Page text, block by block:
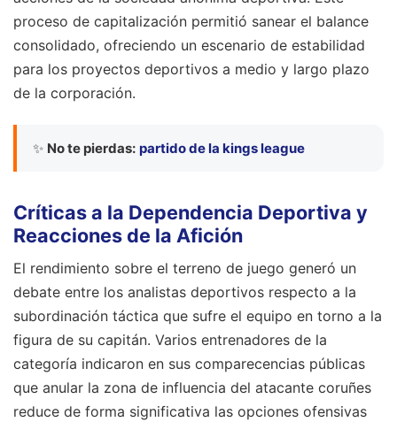
proceso de capitalización permitió sanear el balance
consolidado, ofreciendo un escenario de estabilidad
para los proyectos deportivos a medio y largo plazo
de la corporación.
✨ No te pierdas: partido de la kings league
Críticas a la Dependencia Deportiva y
Reacciones de la Afición
El rendimiento sobre el terreno de juego generó un
debate entre los analistas deportivos respecto a la
subordinación táctica que sufre el equipo en torno a la
figura de su capitán. Varios entrenadores de la
categoría indicaron en sus comparecencias públicas
que anular la zona de influencia del atacante coruñes
reduce de forma significativa las opciones ofensivas